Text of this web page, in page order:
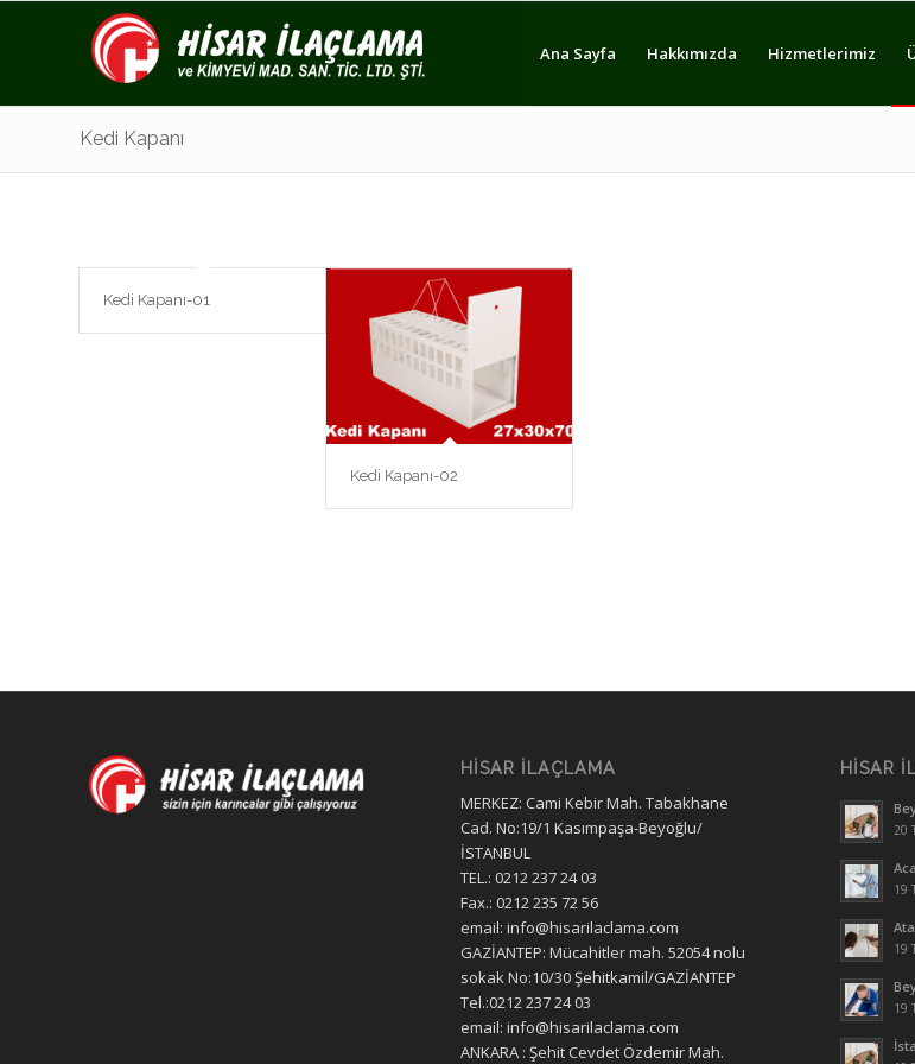
Ana Sayfa Hakkımızda Hizmetlerimiz
Kedi Kapanı
Kedi Kapanı-01
Kedi Kapanı-02
HİSAR İLAÇLAMA
MERKEZ: Cami Kebir Mah. Tabakhane
Cad. No:19/1 Kasımpaşa-Beyoğlu/
İSTANBUL
TEL.: 0212 237 24 03
Fax.: 0212 235 72 56
email: info@hisarilaclama.com
GAZİANTEP: Mücahitler mah. 52054 nolu
sokak No:10/30 Şehitkamil/GAZİANTEP
Tel.:0212 237 24 03
email: info@hisarilaclama.com
ANKARA : Şehit Cevdet Özdemir Mah.
HISAR
20
19
19
19